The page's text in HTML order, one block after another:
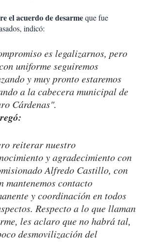
el acuerdo de desarmeque fue
indicó:
es legalizarnos, pero
uniforme seguiremos
y muy pronto estaremos
a la cabecera municipal de
Cárdenas".
reiterar nuestro
y agradecimiento con
Alfredo Castillo, con
mantenemos contacto
y coordinación en todos
Respecto a lo que llaman
les aclaro que no habrá tal,
desmovilización del